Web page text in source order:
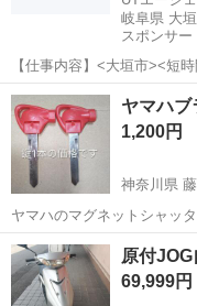
岐阜県 大
スポンサー
【仕事内容】<大垣市><短
事 第一種普通自動車免許が
ライン面接OK><入社キャ
金属 <仕事内容> 電...
アルバイト・パート
ヤマハブ
1,200円
神奈川県
ヤマハのマグネットシャッ
シャッターを開けられなく
法はユーチューブにありま
1200円 鍵は鍵屋で作製して...
神奈川 藤沢市 藤沢駅
原付
69,999円